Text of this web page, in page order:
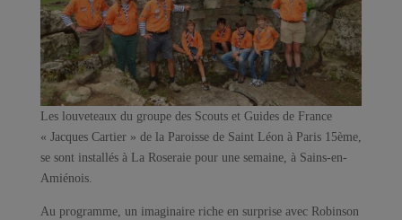
Les louveteaux du groupe des Scouts et Guides de France
« Jacques Cartier » de la Paroisse de Saint Léon à Paris 15ème,
se sont installés à La Roseraie pour une semaine, à Sains-en-
Amiénois.
Au programme, un imaginaire riche en surprise avec Robinson